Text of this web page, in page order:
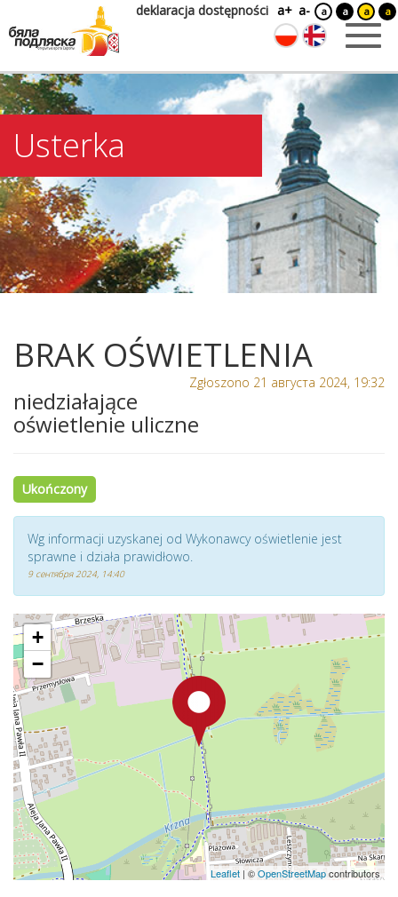
deklaracja dostępności a+ a- a a a a
Usterka
BRAK OŚWIETLENIA
Zgłoszono 21 августа 2024, 19:32
niedziałające
oświetlenie uliczne
Ukończony
Wg informacji uzyskanej od Wykonawcy oświetlenie jest
sprawne i działa prawidłowo.
9 сентября 2024, 14:40
+
−
Leaflet | ©OpenStreetMapcontributors